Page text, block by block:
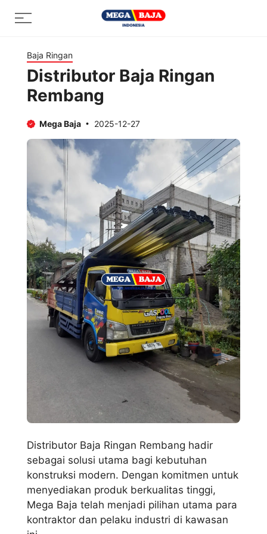
Menu
Baja Ringan
Distributor Baja Ringan
Rembang
Mega Baja 2025-12-27
Distributor Baja Ringan Rembang hadir
sebagai solusi utama bagi kebutuhan
konstruksi modern. Dengan komitmen untuk
menyediakan produk berkualitas tinggi,
Mega Baja telah menjadi pilihan utama para
kontraktor dan pelaku industri di kawasan